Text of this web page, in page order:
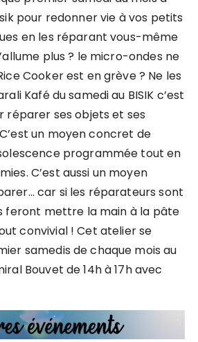
pour redonner vie à vos petits
en les réparant vous-même
plus ? le micro-ondes ne
Cooker est en grève ? Ne les
Kafé du samedi au BISIK c’est
réparer ses objets et ses
un moyen concret de
programmée tout en
C’est aussi un moyen
car si les réparateurs sont
feront mettre la main à la pâte
convivial ! Cet atelier se
samedis de chaque mois au
Bouvet de 14h à 17h avec